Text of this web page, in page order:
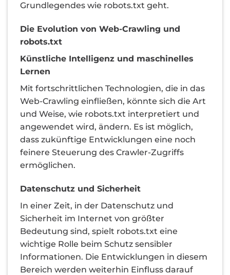
Grundlegendes wie robots.txt geht.
Die Evolution von Web-Crawling und
robots.txt
Künstliche Intelligenz und maschinelles
Lernen
Mit fortschrittlichen Technologien, die in das
Web-Crawling einfließen, könnte sich die Art
und Weise, wie robots.txt interpretiert und
angewendet wird, ändern. Es ist möglich,
dass zukünftige Entwicklungen eine noch
feinere Steuerung des Crawler-Zugriffs
ermöglichen.
Datenschutz und Sicherheit
In einer Zeit, in der Datenschutz und
Sicherheit im Internet von größter
Bedeutung sind, spielt robots.txt eine
wichtige Rolle beim Schutz sensibler
Informationen. Die Entwicklungen in diesem
Bereich werden weiterhin Einfluss darauf